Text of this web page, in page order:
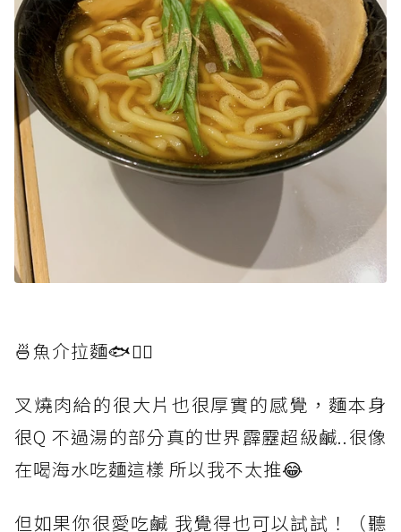
🍜魚介拉麵🐟👆🏻
叉燒肉給的很大片也很厚實的感覺，麵本身
很Q 不過湯的部分真的世界霹靂超級鹹..很像
在喝海水吃麵這樣 所以我不太推😂
但如果你很愛吃鹹 我覺得也可以試試！（聽